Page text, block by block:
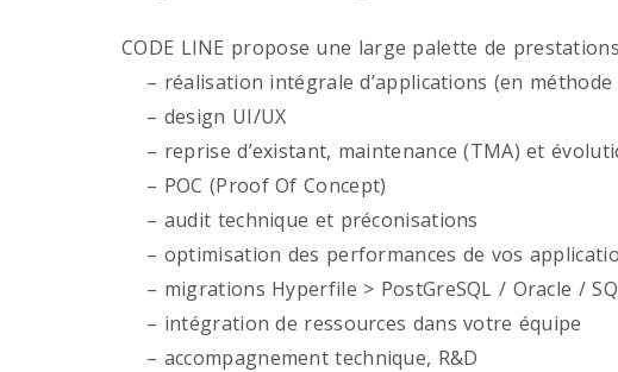
CODE LINE propose une large palette de
– réalisation intégrale d’applications (en
– design UI/UX
– reprise d’existant, maintenance (TMA) et
– POC (Proof Of Concept)
– audit technique et préconisations
– optimisation des performances de vos
– migrations Hyperfile > PostGreSQL / Oracle /
– intégration de ressources dans votre équipe
– accompagnement technique, R&D